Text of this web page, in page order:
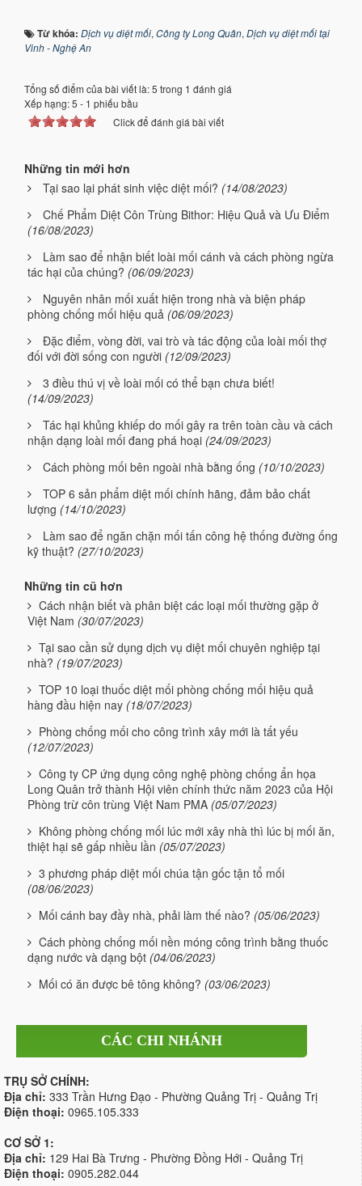
Từ khóa: Dịch vụ diệt mối, Công ty Long Quân, Dịch vụ diệt mối tại
Vinh - Nghệ An
Tổng số điểm của bài viết là: 5 trong 1 đánh giá
Xếp hạng:5 - 1 phiếu bầu
Click để đánh giá bài viết
Những tin mới hơn
Tại sao lại phát sinh việc diệt mối? (14/08/2023)
Chế Phẩm Diệt Côn Trùng Bithor: Hiệu Quả và Ưu Điểm
(16/08/2023)
Làm sao để nhận biết loài mối cánh và cách phòng ngừa
tác hại của chúng? (06/09/2023)
Nguyên nhân mối xuất hiện trong nhà và biện pháp
phòng chống mối hiệu quả (06/09/2023)
Đặc điểm, vòng đời, vai trò và tác động của loài mối thợ
đối với đời sống con người (12/09/2023)
3 điều thú vị về loài mối có thể bạn chưa biết!
(14/09/2023)
Tác hại khủng khiếp do mối gây ra trên toàn cầu và cách
nhận dạng loài mối đang phá hoại (24/09/2023)
Cách phòng mối bên ngoài nhà bằng ống (10/10/2023)
TOP 6 sản phẩm diệt mối chính hãng, đảm bảo chất
lượng (14/10/2023)
Làm sao để ngăn chặn mối tấn công hệ thống đường ống
kỹ thuật? (27/10/2023)
Những tin cũ hơn
Cách nhận biết và phân biệt các loại mối thường gặp ở
Việt Nam (30/07/2023)
Tại sao cần sử dụng dịch vụ diệt mối chuyên nghiệp tại
nhà? (19/07/2023)
TOP 10 loại thuốc diệt mối phòng chống mối hiệu quả
hàng đầu hiện nay (18/07/2023)
Phòng chống mối cho công trình xây mới là tất yếu
(12/07/2023)
Công ty CP ứng dụng công nghệ phòng chống ẩn họa
Long Quân trở thành Hội viên chính thức năm 2023 của Hội
Phòng trừ côn trùng Việt Nam PMA (05/07/2023)
Không phòng chống mối lúc mới xây nhà thì lúc bị mối ăn,
thiệt hại sẽ gấp nhiều lần (05/07/2023)
3 phương pháp diệt mối chúa tận gốc tận tổ mối
(08/06/2023)
Mối cánh bay đầy nhà, phải làm thế nào? (05/06/2023)
Cách phòng chống mối nền móng công trình bằng thuốc
dạng nước và dạng bột (04/06/2023)
Mối có ăn được bê tông không? (03/06/2023)
CÁC CHI NHÁNH
TRỤ SỞ CHÍNH:
Địa chỉ: 333 Trần Hưng Đạo - Phường Quảng Trị - Quảng Trị
Điện thoại: 0965.105.333
CƠ SỞ 1:
Địa chỉ: 129 Hai Bà Trưng - Phường Đồng Hới - Quảng Trị
Điện thoại: 0905.282.044